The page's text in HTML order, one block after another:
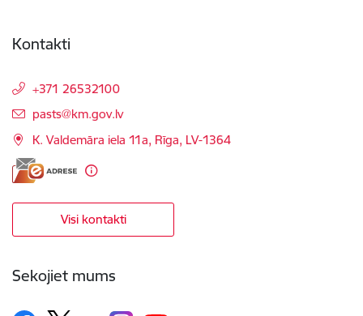
Kontakti
+371 26532100
E-pasts:
pasts@km.gov.lv
K. Valdemāra iela 11a, Rīga, LV-1364
Visi kontakti
Sekojiet mums